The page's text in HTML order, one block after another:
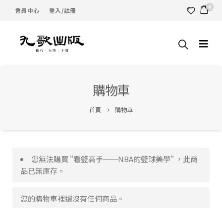
會員中心 登入/註冊 0
購物車
首頁 購物車
您無法購買 "看籃高手──NBA的籃球美學" ，此商
品已無庫存。
您的購物車裡還沒有任何商品。